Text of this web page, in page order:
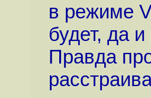
в режиме
будет, да
Правда